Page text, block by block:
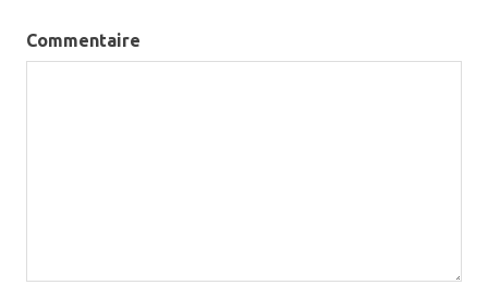
Commentaire